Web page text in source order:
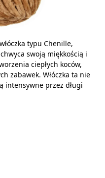
typu Chenille,
swoją miękkością i
ciepłych koców,
zabawek. Włóczka ta nie
intensywne przez długi